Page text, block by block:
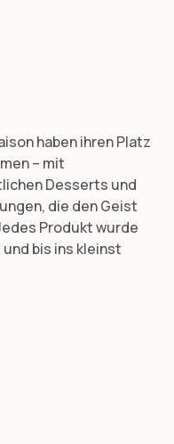
haben ihren Platz
– mit
Desserts und
die den Geist
Produkt wurde
bis ins kleinst